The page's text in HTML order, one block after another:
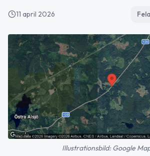
11 april 2026
Illustrationsbild: Google